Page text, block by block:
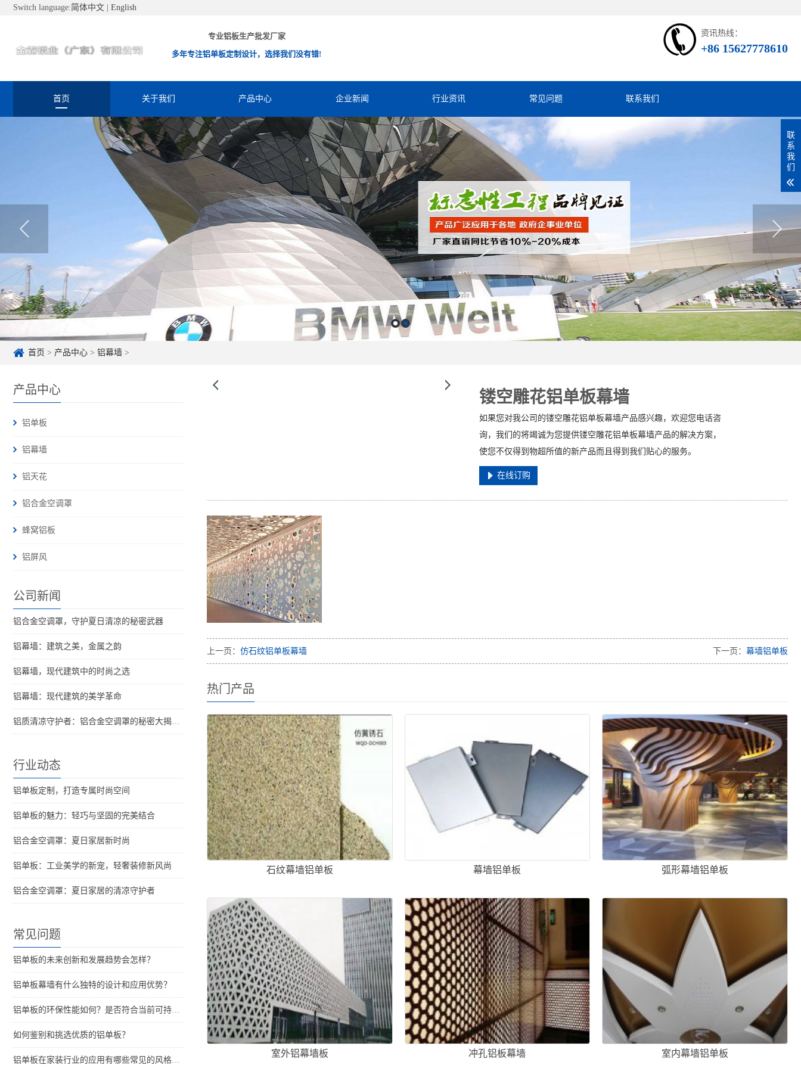
Switch language:简体中文 English
专业铝板生产批发厂家
多年专注铝单板定制设计，选择我们没有错!
资讯热线：
+86 15627778610
首页 关于我们 产品中心 企业新闻 行业资讯 常见问题 联系我们
首页 > 产品中心 > 铝幕墙 >
产品中心
铝单板
铝幕墙
铝天花
铝合金空调罩
蜂窝铝板
铝屏风
公司新闻
铝合金空调罩，守护夏日清凉的秘密武器
铝幕墙：建筑之美，金属之韵
铝幕墙，现代建筑中的时尚之选
铝幕墙：现代建筑的美学革命
铝质清凉守护者：铝合金空调罩的秘密大揭秘！
行业动态
铝单板定制，打造专属时尚空间
铝单板的魅力：轻巧与坚固的完美结合
铝合金空调罩：夏日家居新时尚
铝单板：工业美学的新宠，轻奢装修新风尚
铝合金空调罩：夏日家居的清凉守护者
常见问题
铝单板的未来创新和发展趋势会怎样？
铝单板幕墙有什么独特的设计和应用优势？
铝单板的环保性能如何？是否符合当前可持续发展的要求？
如何鉴别和挑选优质的铝单板？
铝单板在家装行业的应用有哪些常见的风格和特点？
镂空雕花铝单板幕墙
如果您对我公司的镂空雕花铝单板幕墙产品感兴趣，欢迎您电话咨
询，我们的将竭诚为您提供镂空雕花铝单板幕墙产品的解决方案，
使您不仅得到物超所值的新产品而且得到我们贴心的服务。
在线订购
上一页： 仿石纹铝单板幕墙 下一页： 幕墙铝单板
热门产品
石纹幕墙铝单板 幕墙铝单板 弧形幕墙铝单板
室外铝幕墙板 冲孔铝板幕墙 室内幕墙铝单板
联
系
我
们